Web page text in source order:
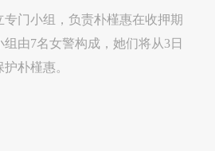
专门小组，负责朴槿惠在收押期
由7名女警构成，她们将从3日
朴槿惠。